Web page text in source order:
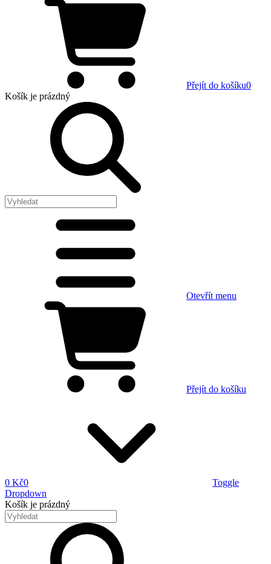
Přejít do košíku0
Košík je prázdný
Otevřít menu
Přejít do košíku
0 Kč0
Toggle
Dropdown
Košík je prázdný